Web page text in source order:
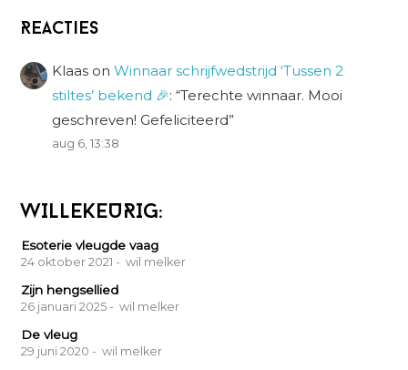
Reacties
Klaas onWinnaar schrijfwedstrijd ‘Tussen 2
stiltes’ bekend 🎉: “Terechte winnaar. Mooi
geschreven! Gefeliciteerd”
aug 6, 13:38
WILLEKEURIG:
Esoterie vleugde vaag
24 oktober 2021 - wil melker
Zijn hengsellied
26 januari 2025 - wil melker
De vleug
29 juni 2020 - wil melker